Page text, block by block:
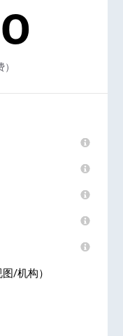
/机构）